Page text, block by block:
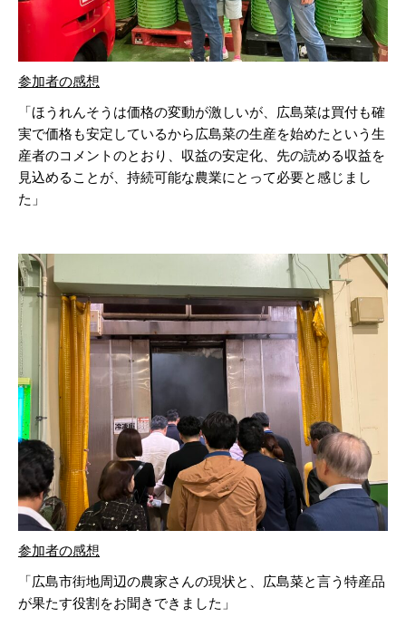
参加者の感想
「ほうれんそうは価格の変動が激しいが、広島菜は買付も確
実で価格も安定しているから広島菜の生産を始めたという生
産者のコメントのとおり、収益の安定化、先の読める収益を
見込めることが、持続可能な農業にとって必要と感じまし
た」
参加者の感想
「広島市街地周辺の農家さんの現状と、広島菜と言う特産品
が果たす役割をお聞きできました」